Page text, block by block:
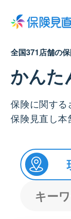
全国371店舗の
かんた
保険に関する
保険見直し本